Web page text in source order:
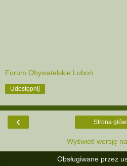
Forum Obywatelskie Luboń
Udostępnij
‹ Strona
Wyświetl wersję
Obsługiwane przez